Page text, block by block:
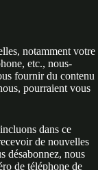
notamment votre
etc., nous-
fournir du contenu
pourraient vous
dans ce
de nouvelles
désabonnez, nous
de téléphone de